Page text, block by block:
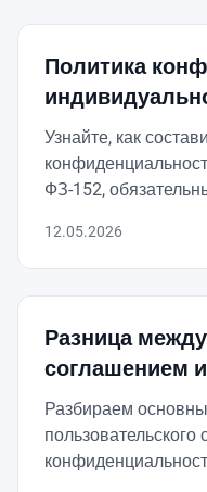
Политика
(ИП) на сайте
Узнайте, как
ФЗ-152,
индивидуального
12.05.2026
Разница
соглашением
Разбираем